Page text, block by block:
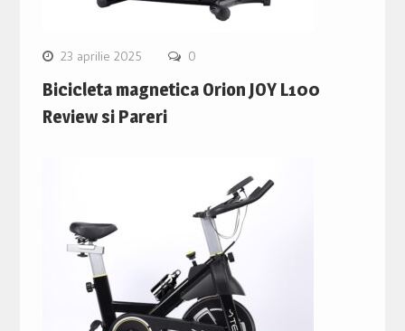
23 aprilie 2025 0
Bicicleta magnetica Orion JOY L100
Review si Pareri